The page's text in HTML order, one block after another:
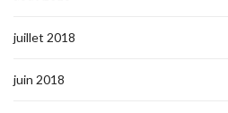
juillet 2018
juin 2018